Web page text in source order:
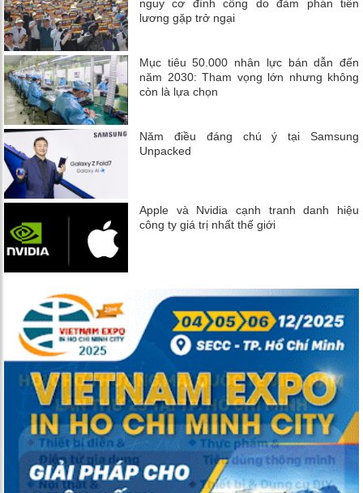
nguy cơ đình công do đàm phán tiền
lương gặp trở ngại
Mục tiêu 50.000 nhân lực bán dẫn đến
năm 2030: Tham vọng lớn nhưng không
còn là lựa chọn
Năm điều đáng chú ý tại Samsung
Unpacked
Apple và Nvidia cạnh tranh danh hiệu
công ty giá trị nhất thế giới